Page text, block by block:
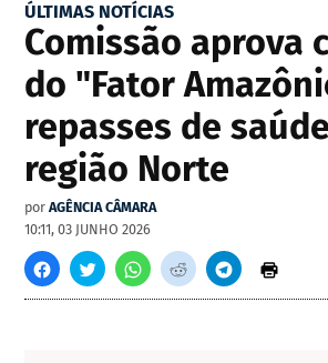
ÚLTIMAS NOTÍCIAS
Comissão aprova
do "Fator
repasses de
região Norte
por AGÊNCIA CÂMARA
10:11, 03 JUNHO 2026